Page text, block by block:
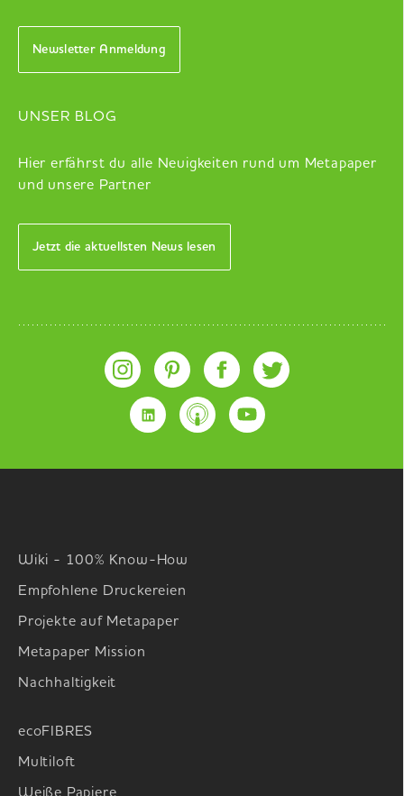
Newsletter Anmeldung
UNSER BLOG
Hier erfährst du alle Neuigkeiten rund um Metapaper
und unsere Partner
Jetzt die aktuellsten News lesen
Wiki - 100% Know-How
Empfohlene Druckereien
Projekte auf Metapaper
Metapaper Mission
Nachhaltigkeit
ecoFIBRES
Multiloft